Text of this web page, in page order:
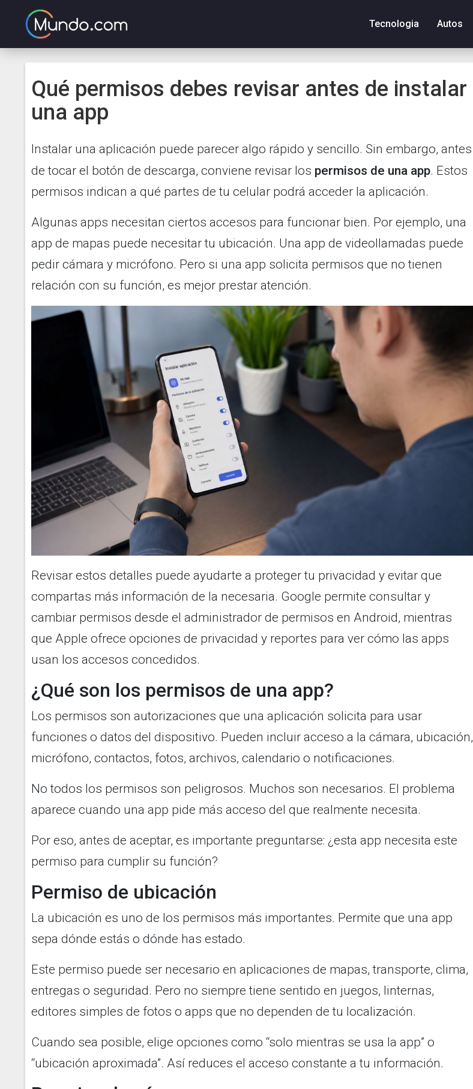
Tecnologia Autos
Qué permisos debes revisar antes de instalar
una app
Instalar una aplicación puede parecer algo rápido y sencillo. Sin embargo, antes
de tocar el botón de descarga, conviene revisar los permisos de una app. Estos
permisos indican a qué partes de tu celular podrá acceder la aplicación.
Algunas apps necesitan ciertos accesos para funcionar bien. Por ejemplo, una
app de mapas puede necesitar tu ubicación. Una app de videollamadas puede
pedir cámara y micrófono. Pero si una app solicita permisos que no tienen
relación con su función, es mejor prestar atención.
Revisar estos detalles puede ayudarte a proteger tu privacidad y evitar que
compartas más información de la necesaria. Google permite consultar y
cambiar permisos desde el administrador de permisos en Android, mientras
que Apple ofrece opciones de privacidad y reportes para ver cómo las apps
usan los accesos concedidos.
¿Qué son los permisos de una app?
Los permisos son autorizaciones que una aplicación solicita para usar
funciones o datos del dispositivo. Pueden incluir acceso a la cámara, ubicación,
micrófono, contactos, fotos, archivos, calendario o notificaciones.
No todos los permisos son peligrosos. Muchos son necesarios. El problema
aparece cuando una app pide más acceso del que realmente necesita.
Por eso, antes de aceptar, es importante preguntarse: ¿esta app necesita este
permiso para cumplir su función?
Permiso de ubicación
La ubicación es uno de los permisos más importantes. Permite que una app
sepa dónde estás o dónde has estado.
Este permiso puede ser necesario en aplicaciones de mapas, transporte, clima,
entregas o seguridad. Pero no siempre tiene sentido en juegos, linternas,
editores simples de fotos o apps que no dependen de tu localización.
Cuando sea posible, elige opciones como “solo mientras se usa la app” o
“ubicación aproximada”. Así reduces el acceso constante a tu información.